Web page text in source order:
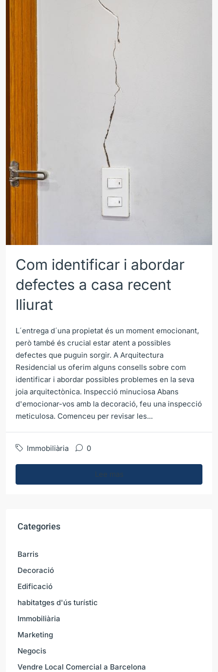
Com identificar i abordar
defectes a casa recent
lliurat
L´entrega d´una propietat és un moment emocionant,
però també és crucial estar atent a possibles
defectes que puguin sorgir. A Arquitectura
Residencial us oferim alguns consells sobre com
identificar i abordar possibles problemes en la seva
joia arquitectònica. Inspecció minuciosa Abans
d'emocionar-vos amb la decoració, feu una inspecció
meticulosa. Comenceu per revisar les...
Immobiliària 0
Lee mas
Categories
Barris
Decoració
Edificació
habitatges d'ús turístic
Immobiliària
Marketing
Negocis
Vendre Local Comercial a Barcelona